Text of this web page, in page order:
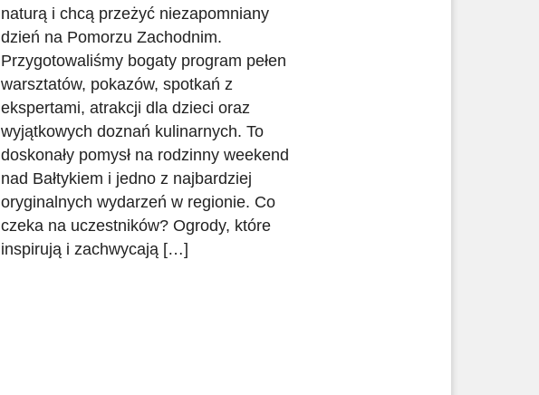
naturą i chcą przeżyć niezapomniany
dzień na Pomorzu Zachodnim.
Przygotowaliśmy bogaty program pełen
warsztatów, pokazów, spotkań z
ekspertami, atrakcji dla dzieci oraz
wyjątkowych doznań kulinarnych. To
doskonały pomysł na rodzinny weekend
nad Bałtykiem i jedno z najbardziej
oryginalnych wydarzeń w regionie. Co
czeka na uczestników? Ogrody, które
inspirują i zachwycają […]